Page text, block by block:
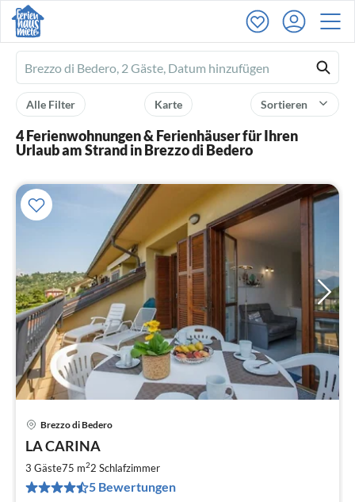
Ferienhausmiete
logo
Sortieren
Karte
Alle Filter
4 Ferienwohnungen & Ferienhäuser für Ihren
Urlaub am Strand in Brezzo di Bedero
Brezzo di Bedero
LA CARINA
3 Gäste75 m22 Schlafzimmer
5 Bewertungen